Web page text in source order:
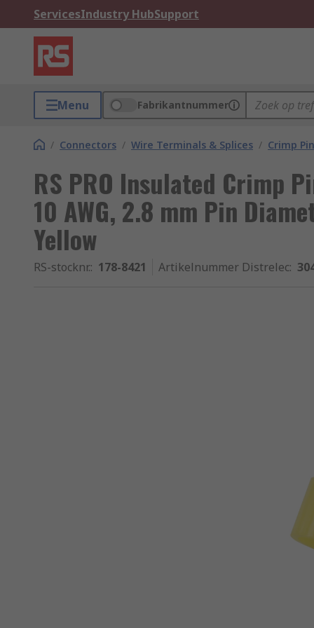
ServicesIndustry HubSupport
Menu Fabrikantnummer
/ Connectors / Wire Terminals & Splices / Crimp
RS PRO Insulated Crimp
10 AWG, 2.8 mm Pin
Yellow
RS-stocknr.: 178-8421 Artikelnummer Distrelec: